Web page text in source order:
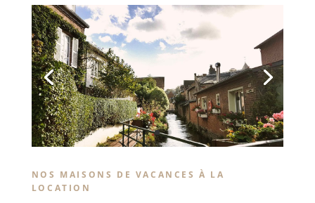
NOS MAISONS DE VACANCES À LA
LOCATION